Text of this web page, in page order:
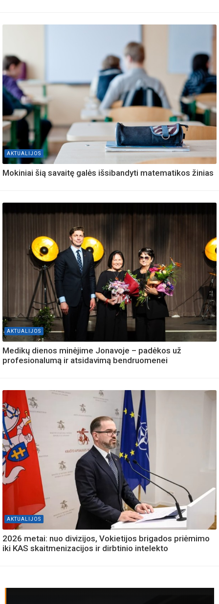
AKTUALIJOS
Mokiniai šią savaitę galės išsibandyti matematikos žinias
AKTUALIJOS
Medikų dienos minėjime Jonavoje – padėkos už
profesionalumą ir atsidavimą bendruomenei
AKTUALIJOS
2026 metai: nuo divizijos, Vokietijos brigados priėmimo
iki KAS skaitmenizacijos ir dirbtinio intelekto